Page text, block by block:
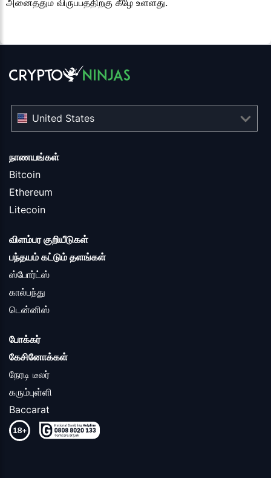
அனைத்தும் விருப்பத்திற்கு கீழே உள்ளது.
நாணயங்கள்
Bitcoin
Ethereum
Litecoin
விளம்பர குறியீடுகள்
பந்தயம் கட்டும் தளங்கள்
ஸ்போர்ட்ஸ்
கால்பந்து
டென்னிஸ்
போக்கர்
கேசினோக்கள்
நேரடி டீலர்
கரும்புள்ளி
Baccarat
United States